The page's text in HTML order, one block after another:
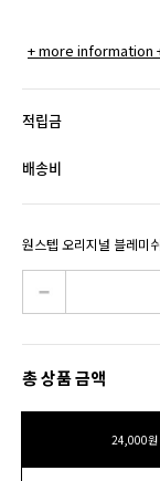
+ more information
적립금
배송비
원스텝 오리지널 블레미
총 상품 금액
24,000원